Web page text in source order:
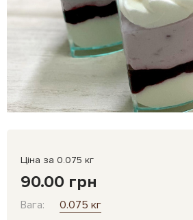
Ціна за 0.075 кг
90.00 грн
Вага: 0.075 кг